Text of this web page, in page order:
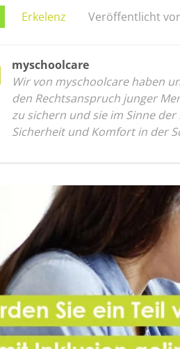
Erkelenz Veröffentlicht vor
myschoolcare
Wir von myschoolcare haben
den Rechtsanspruch junger
zu sichern und sie im Sinne
Sicherheit und Komfort in der